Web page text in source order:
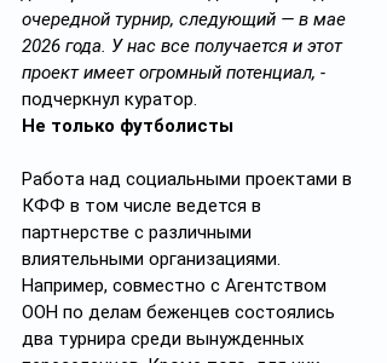
очередной турнир, следующий — в мае
2026 года. У нас все получается и этот
проект имеет огромный потенциал, -
подчеркнул куратор.
Не только футболисты
Работа над социальными проектами в
КФФ в том числе ведется в
партнерстве с различными
влиятельными организациями.
Например, совместно с Агентством
ООН по делам беженцев состоялись
два турнира среди вынужденных